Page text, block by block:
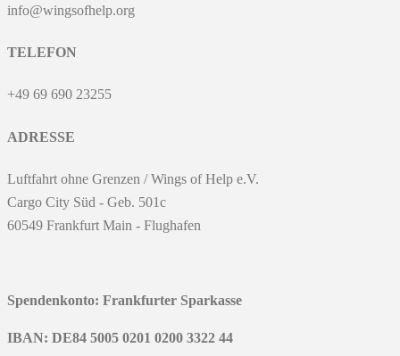
info@wingsofhelp.org
TELEFON
+49 69 690 23255
ADRESSE
Luftfahrt ohne Grenzen / Wings of Help e.V.
Cargo City Süd - Geb. 501c
60549 Frankfurt Main - Flughafen
Spendenkonto: Frankfurter Sparkasse
IBAN: DE84 5005 0201 0200 3322 44